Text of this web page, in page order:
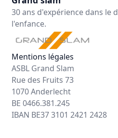
30 ans d'expérience dans le
l'enfance.
Mentions légales
ASBL Grand Slam
Rue des Fruits 73
1070 Anderlecht
BE 0466.381.245
IBAN BE37 3101 2421 2428